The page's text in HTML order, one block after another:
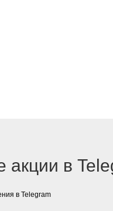
в
в Telegram